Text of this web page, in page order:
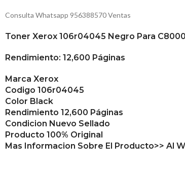
Consulta Whatsapp 956388570 Ventas
Toner Xerox 106r04045 Negro Para C8000
Rendimiento: 12,600 Páginas
Marca Xerox
Codigo 106r04045
Color Black
Rendimiento 12,600 Páginas
Condicion Nuevo Sellado
Producto 100% Original
Mas Informacion Sobre El Producto>> Al